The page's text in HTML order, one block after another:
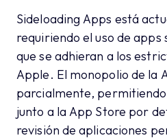
Sideloading Apps está
requiriendo el uso de
que se adhieran a los
Apple. El monopolio de la
parcialmente,
junto a la App Store por
revisión de aplicaciones